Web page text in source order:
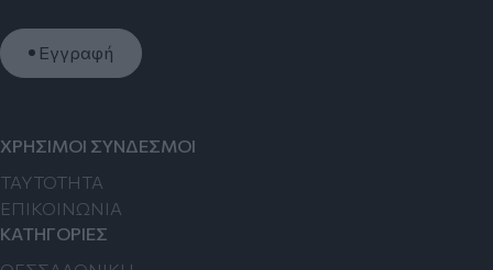
Εγγραφή
ΧΡΗΣΙΜΟΙ ΣΥΝΔΕΣΜΟΙ
TAYTOTHTA
ΕΠΙΚΟΙΝΩΝΙΑ
ΚΑΤΗΓΟΡΙΕΣ